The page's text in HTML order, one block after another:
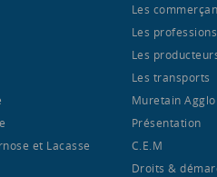
et Lacasse
Les
Les
Les
Les transports
Muretain Agglo
Présentation
C.E.M
Droits &